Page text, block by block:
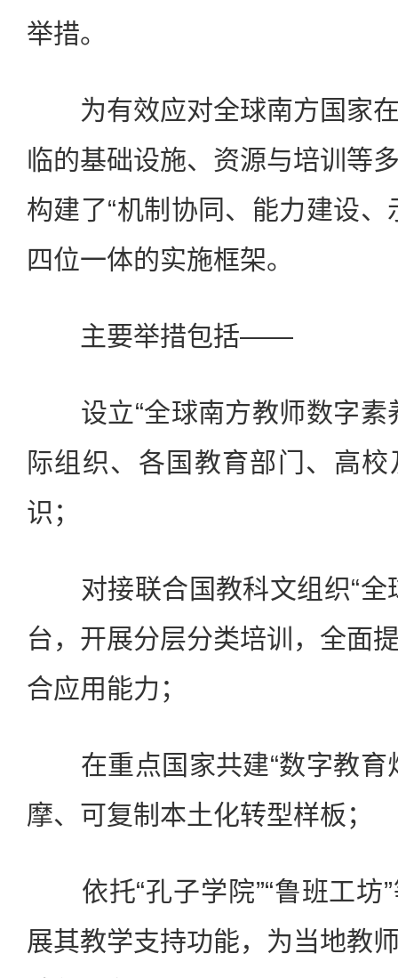
举措。
为有效应对全球南方国家在
临的基础设施、资源与培训等
构建了“机制协同、能力建设、
四位一体的实施框架。
主要举措包括——
设立“全球南方教师数字素
际组织、各国教育部门、高
识；
对接联合国教科文组织“全
台，开展分层分类培训，全面
合应用能力；
在重点国家共建“数字教育
摩、可复制本土化转型样板；
依托“孔子学院”“鲁班工坊”
展其教学支持功能，为当地教